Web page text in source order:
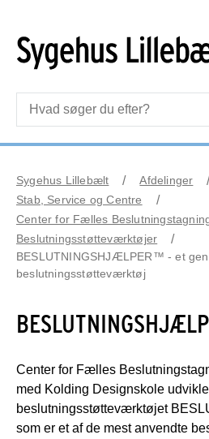
Sygehus Lillebælt
Afdelinger
Stab, Service og Centre
Center for Fælles
Beslutningsstøtteværktøjer
BESLUTNINGSHJÆLPER™ - et
beslutningsstøtteværktøj
Center for Fælles
med Kolding Designskole
beslutningsstøtteværktøjet
som er et af de mest anvendte